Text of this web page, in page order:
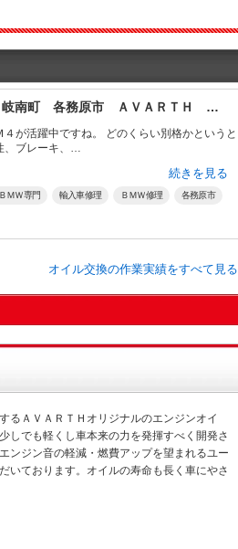
南町 各務原市 ＡＶＡＲＴＨ …
くらい別格かというと、
、ブレーキ、…
続きを見る
ＢＭＷ専門 輸入車修理 ＢＭＷ修理 各務原市
オイル交換の作業実績をすべて見る
るＡＶＡＲＴＨオリジナルのエンジンオイ
しでも軽くし車本来の力を発揮すべく開発さ
ンジン音の軽減・燃費アップを望まれるユー
いております。オイルの寿命も長く車にやさ